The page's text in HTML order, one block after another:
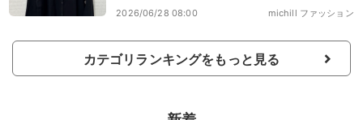
michill ファッション
2026/06/28 08:00
カテゴリランキングをもっと見る